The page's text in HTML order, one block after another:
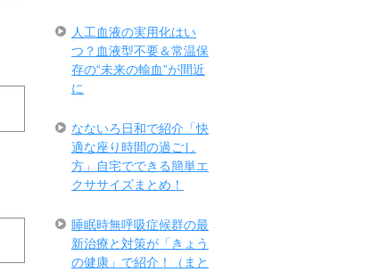
人工血液の実用化はい
つ？血液型不要＆常温保
存の“未来の輸血”が間近
に
なないろ日和で紹介「快
適な座り時間の過ごし
方」自宅でできる簡単エ
クササイズまとめ！
睡眠時無呼吸症候群の最
新治療と対策が「きょう
の健康」で紹介！（まと